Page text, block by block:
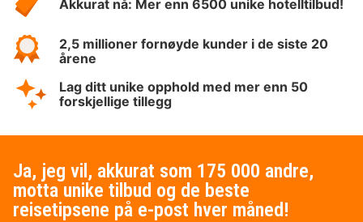
Akkurat nå: Mer enn 6500 unike hotelltilbud!
2,5 millioner fornøyde kunder i de siste 20
årene
Lag ditt unike opphold med mer enn 50
forskjellige tillegg
Ja, jeg vil, akkurat som 175 000 andre,
motta unike tilbud og de beste
reisetipsene på e-post hver måned!